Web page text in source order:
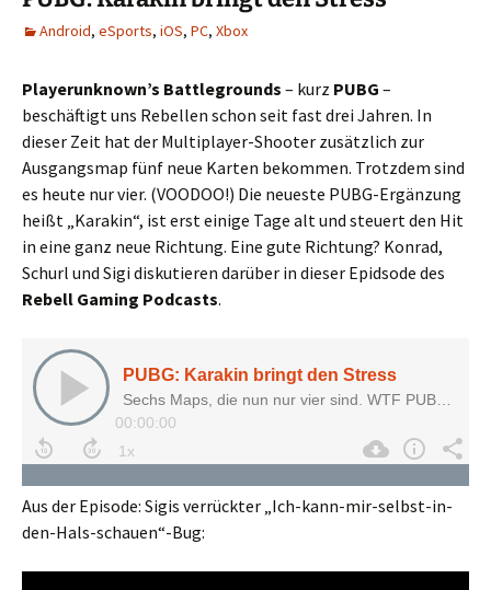
Android, eSports, iOS, PC, Xbox
Playerunknown’s Battlegrounds – kurz PUBG –
beschäftigt uns Rebellen schon seit fast drei Jahren. In
dieser Zeit hat der Multiplayer-Shooter zusätzlich zur
Ausgangsmap fünf neue Karten bekommen. Trotzdem sind
es heute nur vier. (VOODOO!) Die neueste PUBG-Ergänzung
heißt „Karakin“, ist erst einige Tage alt und steuert den Hit
in eine ganz neue Richtung. Eine gute Richtung? Konrad,
Schurl und Sigi diskutieren darüber in dieser Epidsode des
Rebell Gaming Podcasts.
Aus der Episode: Sigis verrückter „Ich-kann-mir-selbst-in-
den-Hals-schauen“-Bug: